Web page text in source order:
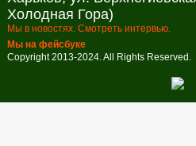
Холодная Гора)
Мы в новостях. Смотреть интервью.
Мы на фейсбуке
Copyright 2013-2024. All Rights Reserved.